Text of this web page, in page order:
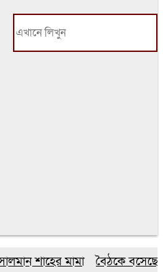
শাহের মামা বৈঠকে বসেছেন